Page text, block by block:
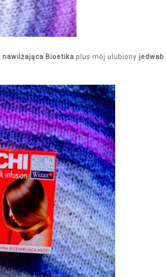
nawilżająca Bioetika plus mój ulubiony jedwab